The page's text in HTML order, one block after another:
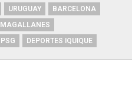
URUGUAY
BARCELONA
MAGALLANES
PSG DEPORTES IQUIQUE